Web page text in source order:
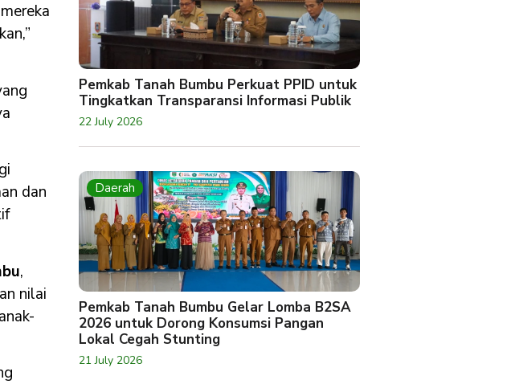
dan
,
nilai
Pemkab Tanah Bumbu Perkuat PPID untuk
Tingkatkan Transparansi Informasi Publik
22 July 2026
Daerah
Pemkab Tanah Bumbu Gelar Lomba B2SA
2026 untuk Dorong Konsumsi Pangan
Lokal Cegah Stunting
21 July 2026